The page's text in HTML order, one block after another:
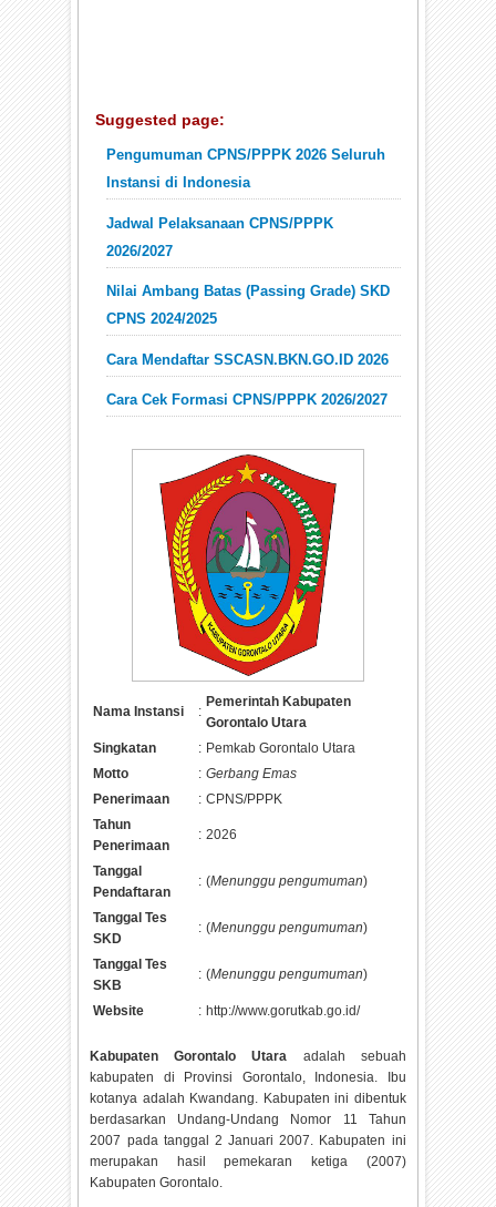
Suggested page:
Pengumuman CPNS/PPPK 2026 Seluruh
Instansi di Indonesia
Jadwal Pelaksanaan CPNS/PPPK
2026/2027
Nilai Ambang Batas (Passing Grade) SKD
CPNS 2024/2025
Cara Mendaftar SSCASN.BKN.GO.ID 2026
Cara Cek Formasi CPNS/PPPK 2026/2027
Nama Instansi :
Pemerintah Kabupaten
Gorontalo Utara
Singkatan
: Pemkab Gorontalo Utara
Motto
: Gerbang Emas
Penerimaan
: CPNS/PPPK
Tahun
Penerimaan
: 2026
Tanggal
Pendaftaran
: (Menunggu pengumuman)
Tanggal Tes
SKD
: (Menunggu pengumuman)
Tanggal Tes
SKB
: (Menunggu pengumuman)
Website : http://www.gorutkab.go.id/
Kabupaten Gorontalo Utara adalah sebuah
kabupaten di Provinsi Gorontalo, Indonesia. Ibu
kotanya adalah Kwandang. Kabupaten ini dibentuk
berdasarkan Undang-Undang Nomor 11 Tahun
2007 pada tanggal 2 Januari 2007. Kabupaten ini
merupakan hasil pemekaran ketiga (2007)
Kabupaten Gorontalo.